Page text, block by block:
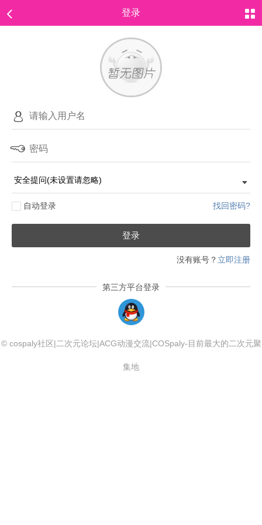
登录
自动登录 找回密码?
登录
没有账号？ 立即注册
第三方平台登录
© cospaly社区|二次元论坛|ACG动漫交流|COSpaly-目前最大的二次元聚
集地